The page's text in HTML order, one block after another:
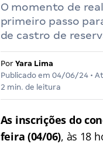
O momento de
primeiro passo
de castro de
Por Yara Lima
Publicado em 04/06/24•
2 min. de leitura
As inscrições do
feira (04/06), às 18